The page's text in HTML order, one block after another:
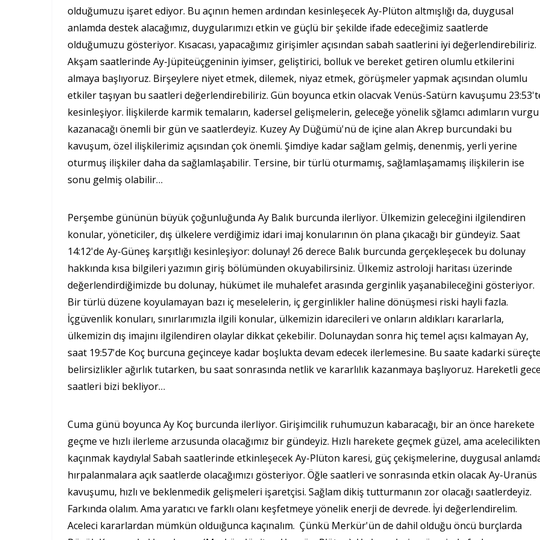
olduğumuzu işaret ediyor. Bu açının hemen ardından kesinleşecek Ay-Plüton altmışlığı da, duygusal
anlamda destek alacağımız, duygularımızı etkin ve güçlü bir şekilde ifade edeceğimiz saatlerde
olduğumuzu gösteriyor. Kısacası, yapacağımız girişimler açısından sabah saatlerini iyi değerlendirebiliriz.
Akşam saatlerinde Ay-Jüpiteüçgeninin iyimser, geliştirici, bolluk ve bereket getiren olumlu etkilerini
almaya başlıyoruz. Birşeylere niyet etmek, dilemek, niyaz etmek, görüşmeler yapmak açısından olumlu
etkiler taşıyan bu saatleri değerlendirebiliriz. Gün boyunca etkin olacvak Venüs-Satürn kavuşumu
kesinleşiyor. İlişkilerde karmik temaların, kadersel gelişmelerin, geleceğe yönelik sğlamcı adımların vurgu
kazanacağı önemli bir gün ve saatlerdeyiz. Kuzey Ay Düğümü'nü de içine alan Akrep burcundaki bu
kavuşum, özel ilişkilerimiz açısından çok önemli. Şimdiye kadar sağlam gelmiş, denenmiş, yerli yerine
oturmuş ilişkiler daha da sağlamlaşabilir. Tersine, bir türlü oturmamış, sağlamlaşamamış ilişkilerin ise
sonu gelmiş olabilir…
Perşembe gününün büyük çoğunluğunda Ay Balık burcunda ilerliyor. Ülkemizin geleceğini ilgilendiren
konular, yöneticiler, dış ülkelere verdiğimiz idari imaj konularının ön plana çıkacağı bir gündeyiz. Saat
14:12'de Ay-Güneş karşıtlığı kesinleşiyor: dolunay! 26 derece Balık burcunda gerçekleşecek bu dolunay
hakkında kısa bilgileri yazımın giriş bölümünden okuyabilirsiniz. Ülkemiz astroloji haritası üzerinde
değerlendirdiğimizde bu dolunay, hükümet ile muhalefet arasında gerginlik yaşanabileceğini gösteriyor.
Bir türlü düzene koyulamayan bazı iç meselelerin, iç gerginlikler haline dönüşmesi riski hayli fazla.
İçgüvenlik konuları, sınırlarımızla ilgili konular, ülkemizin idarecileri ve onların aldıkları kararlarla,
ülkemizin dış imajını ilgilendiren olaylar dikkat çekebilir. Dolunaydan sonra hiç temel açısı kalmayan Ay,
saat 19:57'de Koç burcuna geçinceye kadar boşlukta devam edecek ilerlemesine. Bu saate kadarki
belirsizlikler ağırlık tutarken, bu saat sonrasında netlik ve kararlılık kazanmaya başlıyoruz. Hareketli
saatleri bizi bekliyor…
Cuma günü boyunca Ay Koç burcunda ilerliyor. Girişimcilik ruhumuzun kabaracağı, bir an önce harekete
geçme ve hızlı ilerleme arzusunda olacağımız bir gündeyiz. Hızlı harekete geçmek güzel, ama acelecilikten
kaçınmak kaydıyla! Sabah saatlerinde etkinleşecek Ay-Plüton karesi, güç çekişmelerine, duygusal
hırpalanmalara açık saatlerde olacağımızı gösteriyor. Öğle saatleri ve sonrasında etkin olacak Ay-Uranüs
kavuşumu, hızlı ve beklenmedik gelişmeleri işaretçisi. Sağlam dikiş tutturmanın zor olacağı saatlerdeyiz.
Farkında olalım. Ama yaratıcı ve farklı olanı keşfetmeye yönelik enerji de devrede. İyi değerlendirelim.
Aceleci kararlardan mümkün olduığunca kaçınalım. Çünkü Merkür'ün de dahil olduğu öncü burçlarda